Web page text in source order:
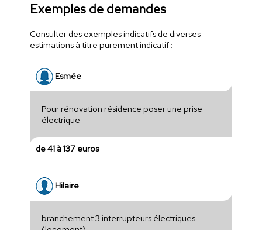
Exemples de demandes
Consulter des exemples indicatifs de diverses
estimations à titre purement indicatif :
Esmée
Pour rénovation résidence poser une prise
électrique
de 41 à 137 euros
Hilaire
branchement 3 interrupteurs électriques